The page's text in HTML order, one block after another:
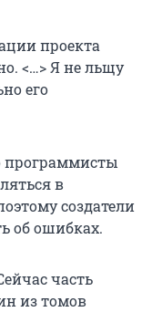
проекта
<…> Я не льщу
его
программисты
в
создатели
об ошибках.
часть
из томов